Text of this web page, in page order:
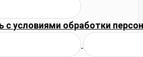
сусловиями обработки